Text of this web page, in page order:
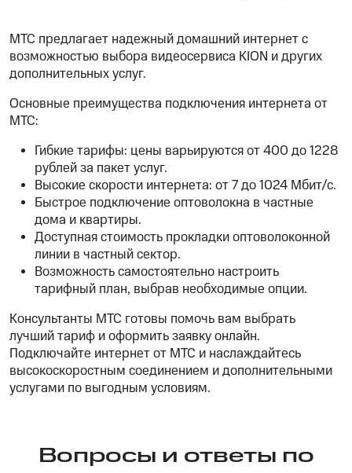
МТС предлагает надежный домашний интернет с
возможностью выбора видеосервиса KION и других
дополнительных услуг.
Основные преимущества подключения интернета от
МТС:
Гибкие тарифы: цены варьируются от 400 до 1228
рублей за пакет услуг.
Высокие скорости интернета: от 7 до 1024 Мбит/с.
Быстрое подключение оптоволокна в частные
дома и квартиры.
Доступная стоимость прокладки оптоволоконной
линии в частный сектор.
Возможность самостоятельно настроить
тарифный план, выбрав необходимые опции.
Консультанты МТС готовы помочь вам выбрать
лучший тариф и оформить заявку онлайн.
Подключайте интернет от МТС и наслаждайтесь
высокоскоростным соединением и дополнительными
услугами по выгодным условиям.
Вопросы и ответы по